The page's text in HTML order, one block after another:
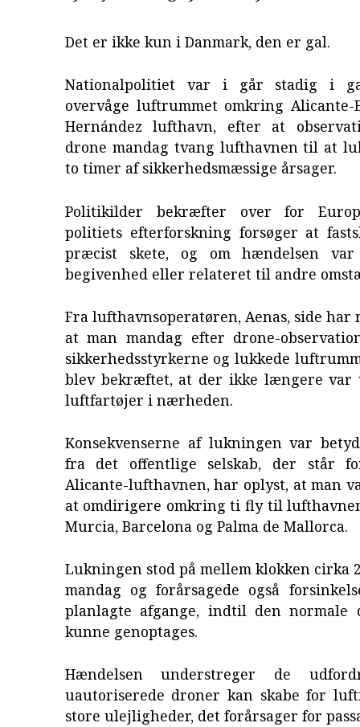
Det er ikke kun i Danmark, den er gal.
Nationalpolitiet var i går stadig i
overvåge luftrummet omkring Alicante-
Hernández lufthavn, efter at
drone mandag tvang lufthavnen til at
to timer af sikkerhedsmæssige årsager.
Politikilder bekræfter over for
politiets efterforskning forsøger at
præcist skete, og om hændelsen
begivenhed eller relateret til andre
Fra lufthavnsoperatøren, Aenas, side har
at man mandag efter drone-
sikkerhedsstyrkerne og lukkede
blev bekræftet, at der ikke længere var
luftfartøjer i nærheden.
Konsekvenserne af lukningen var
fra det offentlige selskab, der står
Alicante-lufthavnen, har oplyst, at man
at omdirigere omkring ti fly til
Murcia, Barcelona og Palma de Mallorca.
Lukningen stod på mellem klokken cirka
mandag og forårsagede også
planlagte afgange, indtil den normale
kunne genoptages.
Hændelsen understreger de
uautoriserede droner kan skabe for
store ulejligheder, det forårsager for